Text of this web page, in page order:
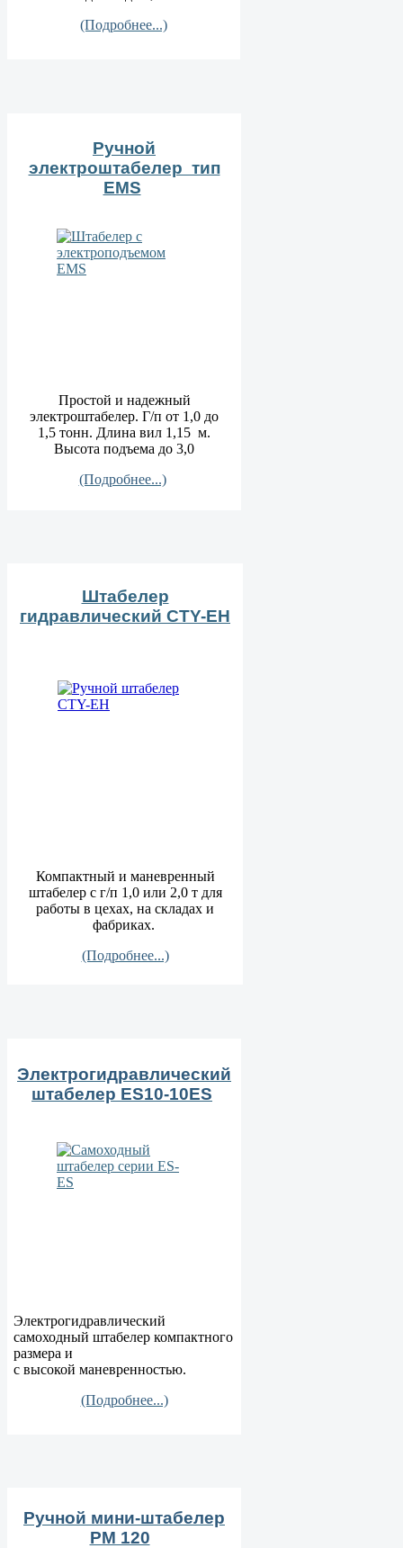
(Подробнее...)
Ручной
электроштабелер тип
EMS
Простой и надежный
электроштабелер. Г/п от 1,0 до
1,5 тонн. Длина вил 1,15 м.
Высота подъема до 3,0
(Подробнее...)
Штабелер
гидравлический CTY-EH
Компактный и маневренный
штабелер с г/п 1,0 или 2,0 т для
работы в цехах, на складах и
фабриках.
(Подробнее...)
Электрогидравлический
штабелер ES10-10ES
Электрогидравлический
самоходный штабелер компактного
размера и
с высокой маневренностью.
(Подробнее...)
Ручной мини-штабелер
РM 120